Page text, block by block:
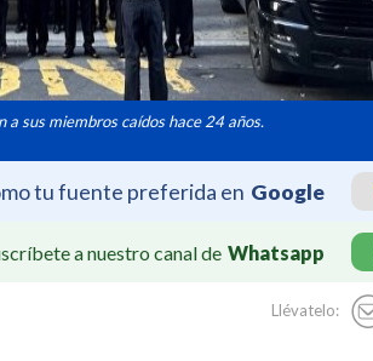
sus miembros caídos hace 24 años.
tu fuente preferida en Google
a nuestro canal de Whatsapp
Llévatelo: